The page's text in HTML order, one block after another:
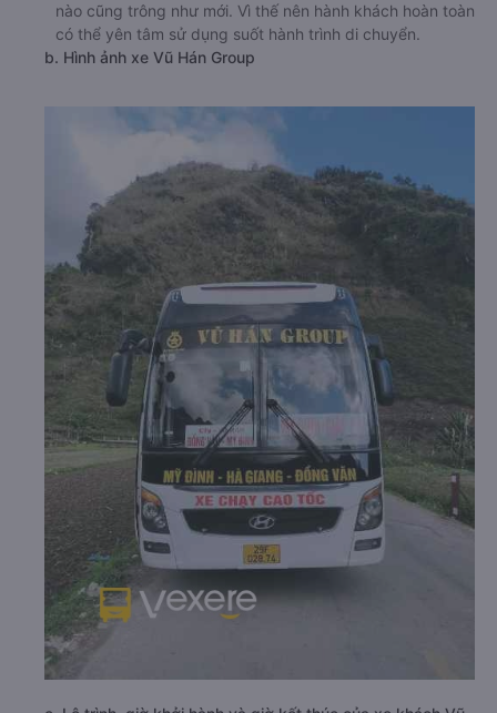
nào cũng trông như mới. Vì thế nên hành khách hoàn toàn
có thể yên tâm sử dụng suốt hành trình di chuyển.
b. Hình ảnh xe Vũ Hán Group